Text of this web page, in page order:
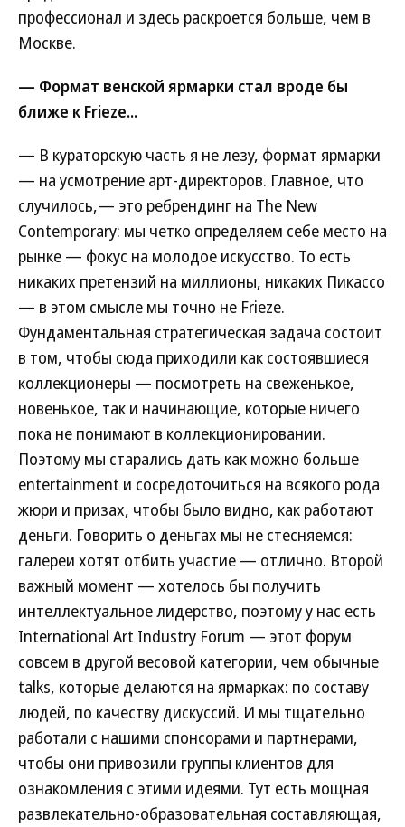
профессионал и здесь раскроется больше, чем в
Москве.
— Формат венской ярмарки стал вроде бы
ближе к Frieze...
— В кураторскую часть я не лезу, формат ярмарки
— на усмотрение арт-директоров. Главное, что
случилось,— это ребрендинг на The New
Contemporary: мы четко определяем себе место на
рынке — фокус на молодое искусство. То есть
никаких претензий на миллионы, никаких Пикассо
— в этом смысле мы точно не Frieze.
Фундаментальная стратегическая задача состоит
в том, чтобы сюда приходили как состоявшиеся
коллекционеры — посмотреть на свеженькое,
новенькое, так и начинающие, которые ничего
пока не понимают в коллекционировании.
Поэтому мы старались дать как можно больше
entertainment и сосредоточиться на всякого рода
жюри и призах, чтобы было видно, как работают
деньги. Говорить о деньгах мы не стесняемся:
галереи хотят отбить участие — отлично. Второй
важный момент — хотелось бы получить
интеллектуальное лидерство, поэтому у нас есть
International Art Industry Forum — этот форум
совсем в другой весовой категории, чем обычные
talks, которые делаются на ярмарках: по составу
людей, по качеству дискуссий. И мы тщательно
работали с нашими спонсорами и партнерами,
чтобы они привозили группы клиентов для
ознакомления с этими идеями. Тут есть мощная
развлекательно-образовательная составляющая,